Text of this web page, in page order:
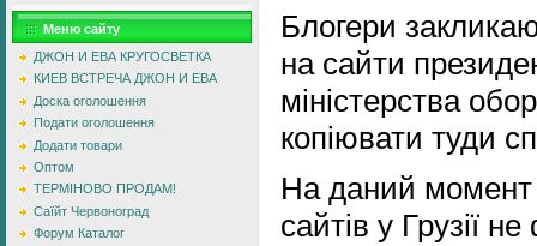
Меню сайту
ДЖОН И ЕВА КРУГОСВЕТКА
КИЕВ ВСТРЕЧА ДЖОН И ЕВА
Доска оголошення
Подати оголошення
Додати товари
Оптом
ТЕРМІНОВО ПРОДАМ!
Саїйт Червоноград
Форум Каталог
Блогери
на сайти
міністерства
копіювати туди
На даний момент
сайтів у Грузії